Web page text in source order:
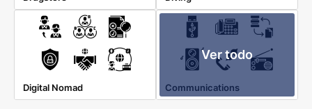
Digital Nomad
Ver todo
Communications